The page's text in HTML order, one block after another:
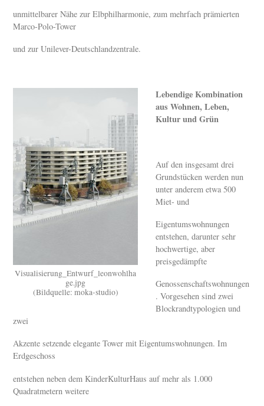
unmittelbarer Nähe zur Elbphilharmonie, zum mehrfach prämierten
Marco-Polo-Tower
und zur Unilever-Deutschlandzentrale.
Visualisierung_Entwurf_leonwohlha
ge.jpg
(Bildquelle: moka-studio)
Lebendige Kombination
aus Wohnen, Leben,
Kultur und Grün
Auf den insgesamt drei
Grundstücken werden nun
unter anderem etwa 500
Miet- und
Eigentumswohnungen
entstehen, darunter sehr
hochwertige, aber
preisgedämpfte
Genossenschaftswohnungen
. Vorgesehen sind zwei
Blockrandtypologien und
zwei
Akzente setzende elegante Tower mit Eigentumswohnungen. Im
Erdgeschoss
entstehen neben dem KinderKulturHaus auf mehr als 1.000
Quadratmetern weitere